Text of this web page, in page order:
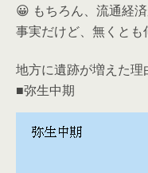
😀 もちろん、流通経
事実だけど、無くと
地方に遺跡が増えた理
■弥生中期